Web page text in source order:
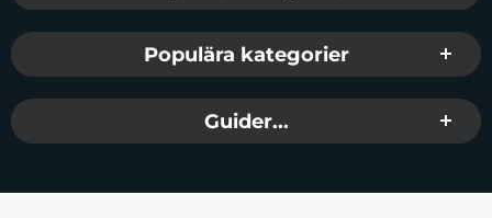
Populära kategorier
Guider...